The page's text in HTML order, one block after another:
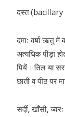
दस्त (bacillary
दमाः वर्षा ऋतु
अत्यधिक पीड़ा
पियें। तिल या
छाती व पीठ पर
सर्दी, खाँसी,